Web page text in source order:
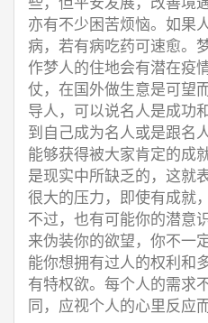
亦有不少困苦烦恼。如果
病，若有病吃药可速愈。
作梦人的住地会有潜在疫
仗，在国外做生意是可望
导人，可以说名人是成功
到自己成为名人或是跟名
能够获得被大家肯定的成
是现实中所缺乏的，这就
很大的压力，即使有成就
不过，也有可能你的潜意
来伪装你的欲望，你不一
能你想拥有过人的权利和
有特权欲。每个人的需求
同，应视个人的心里反应而